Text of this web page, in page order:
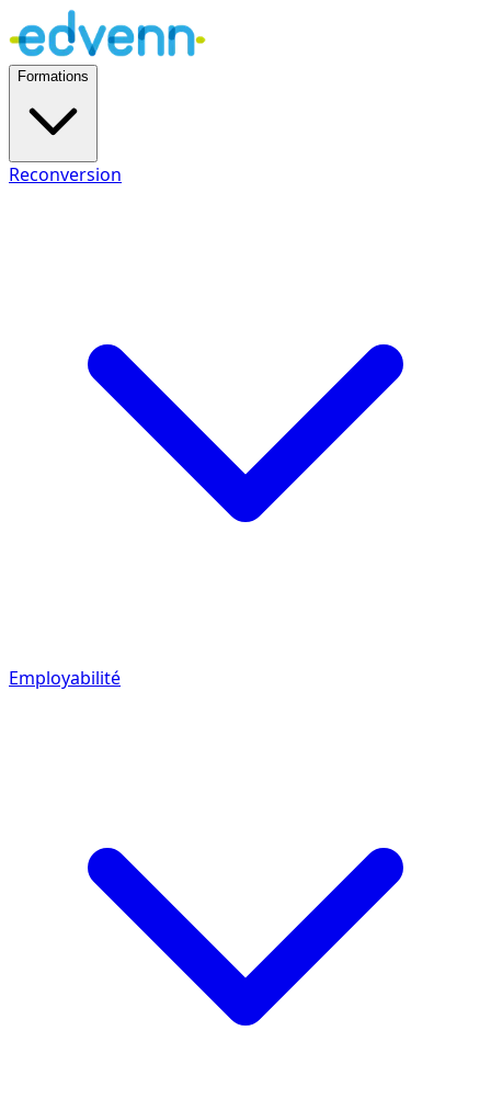
Formations
Reconversion
Employabilité